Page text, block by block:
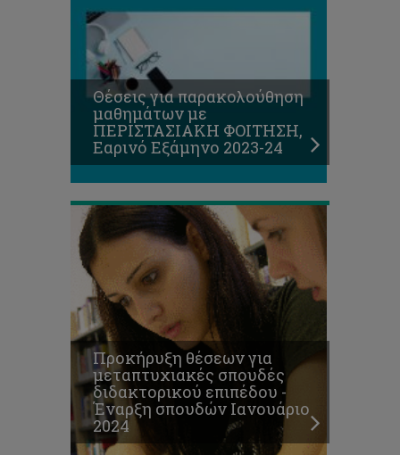
Θέσεις για παρακολούθηση
μαθημάτων με
ΠΕΡΙΣΤΑΣΙΑΚΗ ΦΟΙΤΗΣΗ,
Εαρινό Εξάμηνο 2023-24
για
μεταπτυχιακές
σπουδές
διδακτορικού
επιπέδου
-
Έναρξη
σπουδών
Ιανουάριο
2024
Προκήρυξη θέσεων για
μεταπτυχιακές σπουδές
διδακτορικού επιπέδου -
Έναρξη σπουδών Ιανουάριο
2024
Υποβολή
αιτήσεων
για
Μετεγγραφές
(&
2ο
Πτυχίο)
-
Εαρινό
Εξάμηνο
2023/24